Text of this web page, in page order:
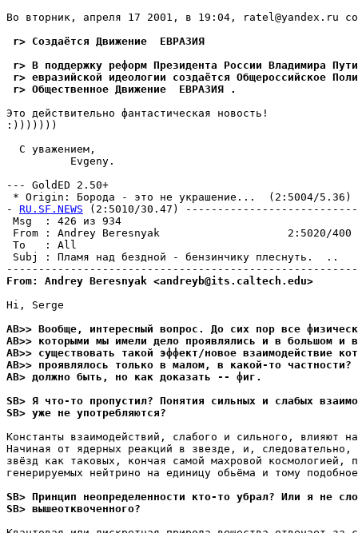
Во вторник, апpеля 17 2001, в 19:04, ratel@yandex.ru
r> Создаётся Движение  ЕВРАЗИЯ
r> В поддержку реформ Президента России Владимира
r> евразийской идеологии создаётся Общероссийское
r> Общественное Движение  ЕВРАЗИЯ .
Это действительно фантастическая новость!
:)))))))
  С уважением,
          Evgeny.
--- GoldED 2.50+
* Origin: Борода - это не укpашение...  (2:5004/5.36)
- RU.SF.NEWS (2:5010/30.47)
Msg  : 426
From : Andrey Beresnyak                    2:5020/400
To   : All
Subj : Пламя над бездной -
From: Andrey Beresnyak <andreyb@its.caltech.edu>
Hi, Serge
AB>> Вообще, интересный вопрос. До сих пор все
AB>> которыми мы имели дело проявлялись и в большом
AB>> существовать такой эффект/новое взаимодействие
AB>> проявлялось только в малом, в какой-то
AB> должно быть, но как доказать -- фиг.
SB> Я что-то пропустил? Понятия сильных и слабых
SB> уже не употребляются?
Константы взаимодействий, слабого и сильного, влияют
Hачиная от ядерных реакций в звезде, и, следовательно,
звёзд как таковых, кончая самой махровой космологией,
генерируемых нейтрино на единицу обьёма и тому
SB> Принцип неопределенности кто-то убрал? Или я не
SB> вышеотквоченного?